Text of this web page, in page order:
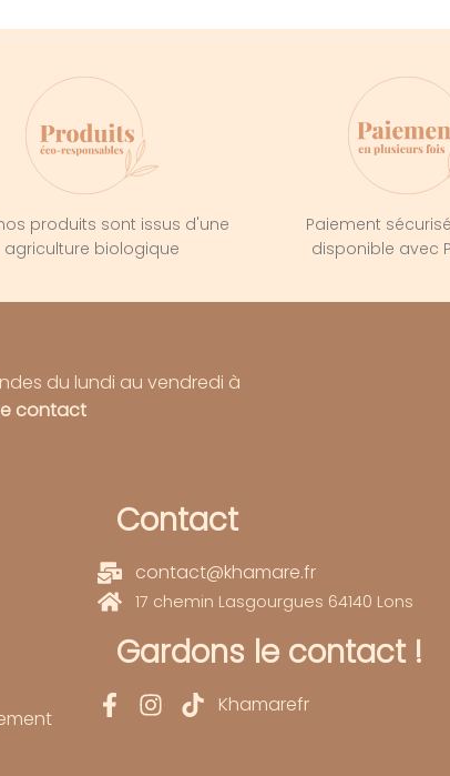
produits sont issus d'une
agriculture biologique
Paiement
disponible avec
du lundi au vendredi à
contact
Contact
contact@khamare.fr
17 chemin Lasgourgues 64140 Lons
Gardons le contact !
Khamarefr